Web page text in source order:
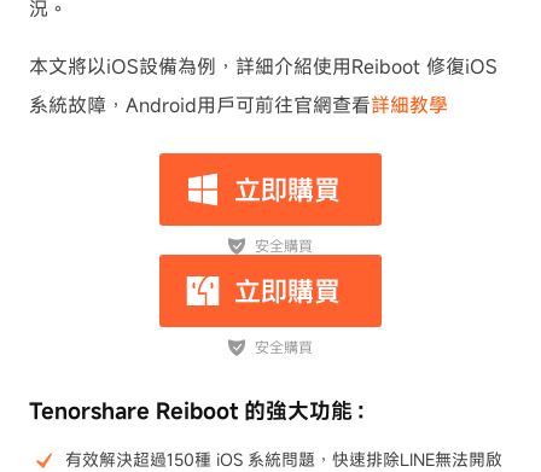
況。
本文將以iOS設備為例，詳細介紹使用Reiboot 修復iOS
系統故障，Android用戶可前往官網查看詳細教學
Tenorshare Reiboot 的強大功能：
有效解決超過150種 iOS 系統問題，快速排除LINE無法開啟